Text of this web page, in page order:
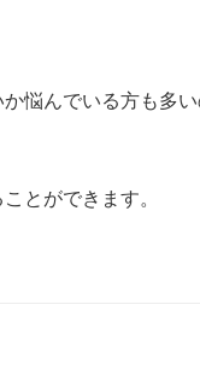
悩んでいる方も多
とができます。